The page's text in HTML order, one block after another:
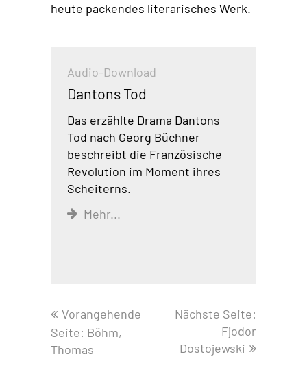
heute packendes literarisches Werk.
Audio-Download
Dantons Tod
Das erzählte Drama Dantons
Tod nach Georg Büchner
beschreibt die Französische
Revolution im Moment ihres
Scheiterns.
Mehr...
Nächste Seite:
Fjodor
Dostojewski
Vorangehende
Seite: Böhm,
Thomas